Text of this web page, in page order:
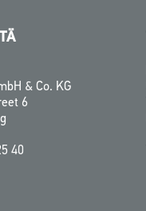
& Co. KG
6
40